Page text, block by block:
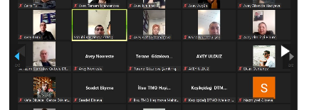
diyarı
qədim
daş
dövrünün
yadigarı
olan